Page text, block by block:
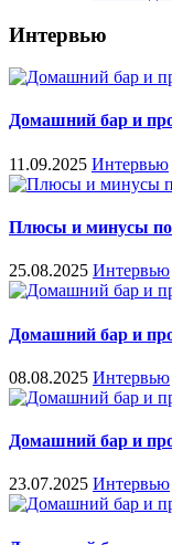
Интервью
Домашний бар и
11.09.2025 Интервью
Плюсы и минусы
25.08.2025 Интервью
Домашний бар и
08.08.2025 Интервью
Домашний бар и
23.07.2025 Интервью